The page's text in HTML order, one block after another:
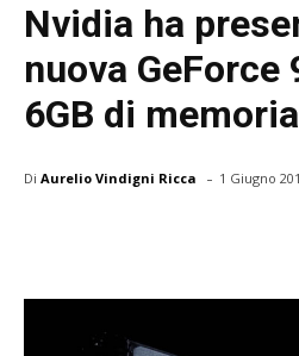
Nvidia ha
nuova GeForce
6GB di
Di Aurelio Vindigni Ricca - 1 Giugno